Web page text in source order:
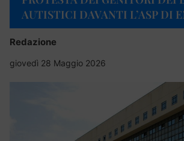
AUTISTICI DAVANTI L’ASP DI
Redazione
giovedì 28 Maggio 2026